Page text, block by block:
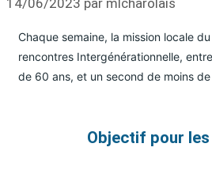
Chaque semaine, la mission locale
rencontres Intergénérationnelle,
de 60 ans, et un second de moins
Objectif pour